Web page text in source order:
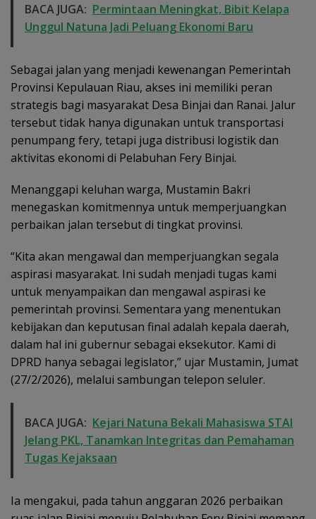
BACA JUGA: Permintaan Meningkat, Bibit Kelapa
Unggul Natuna Jadi Peluang Ekonomi Baru
Sebagai jalan yang menjadi kewenangan Pemerintah
Provinsi Kepulauan Riau, akses ini memiliki peran
strategis bagi masyarakat Desa Binjai dan Ranai. Jalur
tersebut tidak hanya digunakan untuk transportasi
penumpang fery, tetapi juga distribusi logistik dan
aktivitas ekonomi di Pelabuhan Fery Binjai.
Menanggapi keluhan warga, Mustamin Bakri
menegaskan komitmennya untuk memperjuangkan
perbaikan jalan tersebut di tingkat provinsi.
“Kita akan mengawal dan memperjuangkan segala
aspirasi masyarakat. Ini sudah menjadi tugas kami
untuk menyampaikan dan mengawal aspirasi ke
pemerintah provinsi. Sementara yang menentukan
kebijakan dan keputusan final adalah kepala daerah,
dalam hal ini gubernur sebagai eksekutor. Kami di
DPRD hanya sebagai legislator,” ujar Mustamin, Jumat
(27/2/2026), melalui sambungan telepon seluler.
BACA JUGA: Kejari Natuna Bekali Mahasiswa STAI
Jelang PKL, Tanamkan Integritas dan Pemahaman
Tugas Kejaksaan
Ia mengakui, pada tahun anggaran 2026 perbaikan